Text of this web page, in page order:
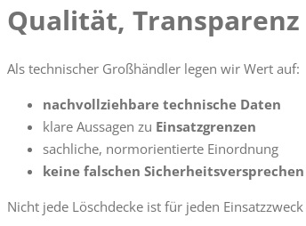
Qualität,
Als technischer Großhändler legen wir Wert auf:
nachvollziehbare technische Daten
klare Aussagen zu Einsatzgrenzen
sachliche, normorientierte Einordnung
keine falschen Sicherheitsversprechen
Nicht jede Löschdecke ist für jeden